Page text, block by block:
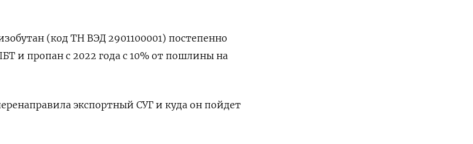
(код ТН ВЭД 2901100001) постепенно
и пропан с ⁠2022 года с 10% от пошлины на
экспортный СУГ и куда он ‌пойдет